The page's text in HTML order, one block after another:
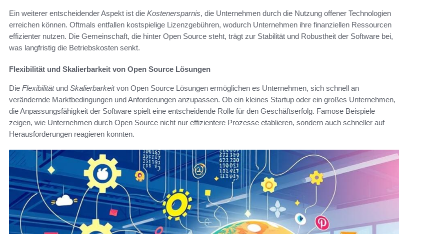
Ein weiterer entscheidender Aspekt ist die Kostenersparnis, die Unternehmen durch die Nutzung offener Technologien
erreichen können. Oftmals entfallen kostspielige Lizenzgebühren, wodurch Unternehmen ihre finanziellen Ressourcen
effizienter nutzen. Die Gemeinschaft, die hinter Open Source steht, trägt zur Stabilität und Robustheit der Software bei,
was langfristig die Betriebskosten senkt.
Flexibilität und Skalierbarkeit von Open Source Lösungen
Die Flexibilitätund Skalierbarkeitvon Open Source Lösungen ermöglichen es Unternehmen, sich schnell an
verändernde Marktbedingungen und Anforderungen anzupassen. Ob ein kleines Startup oder ein großes Unternehmen,
die Anpassungsfähigkeit der Software spielt eine entscheidende Rolle für den Geschäftserfolg. Famose Beispiele
zeigen, wie Unternehmen durch Open Source nicht nur effizientere Prozesse etablieren, sondern auch schneller auf
Herausforderungen reagieren konnten.